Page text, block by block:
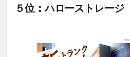
５位：ハローストレー